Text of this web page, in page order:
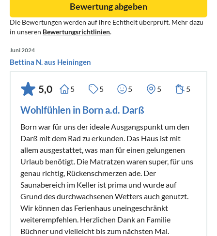
Die Bewertungen werden auf ihre Echtheit überprüft. Mehr dazu
in unseren Bewertungsrichtlinien.
Bewertung abgeben
Juni 2024
Bettina N. aus Heiningen
5,0 5 5 5 5 5
Wohlfühlen in Born a.d. Darß
Born war für uns der ideale Ausgangspunkt um den
Darß mit dem Rad zu erkunden. Das Haus ist mit
allem ausgestattet, was man für einen gelungenen
Urlaub benötigt. Die Matratzen waren super, für uns
genau richtig, Rückenschmerzen ade. Der
Saunabereich im Keller ist prima und wurde auf
Grund des durchwachsenen Wetters auch genutzt.
Wir können das Ferienhaus uneingeschränkt
weiterempfehlen. Herzlichen Dank an Familie
Büchner und vielleicht bis zum nächsten Mal.